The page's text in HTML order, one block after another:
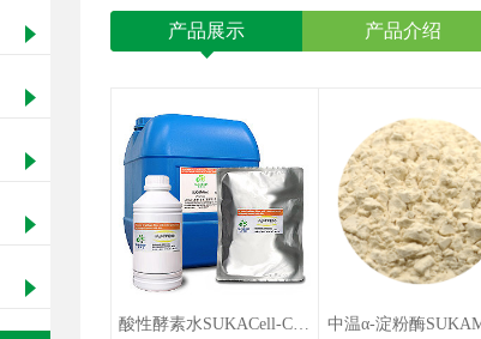
产品展示 产品介绍
酸性酵素水SUKACell-CON浓缩型